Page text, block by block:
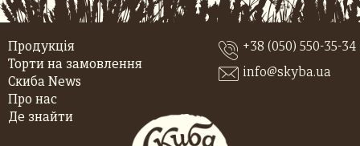
Продукція
Торти на замовлення
Скиба News
Про нас
Де знайти
+38 (050) 550-35-34
info@skyba.ua